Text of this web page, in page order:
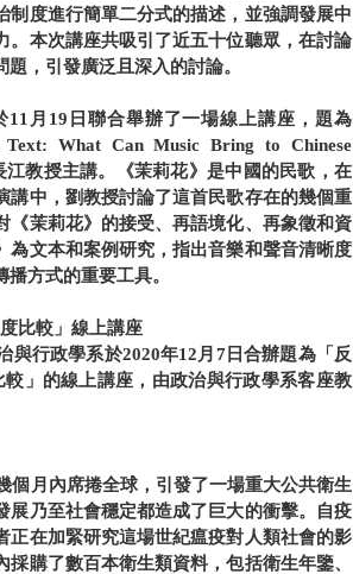
制度進行簡單二分式的描述，並強調發展中
。本次講座共吸引了近五十位聽眾，在討論
，引發廣泛且深入的討論。
月19日聯合舉辦了一場線上講座，題為
What Can Music Bring to Chinese
教授主講。《茉莉花》是中國的民歌，在
講中，劉教授討論了這首民歌存在的幾個重
《茉莉花》的接受、再語境化、再象徵和資
為文本和案例研究，指出音樂和聲音清晰度
方式的重要工具。
⽐較」線上講座
與行政學系於2020年12月7日合辦題為「反
」的線上講座，由政治與行政學系客座教
個月內席捲全球，引發了一場重大公共衛生
展乃至社會穩定都造成了巨大的衝擊。自疫
正在加緊研究這場世紀瘟疫對人類社會的影
購了數百本衛生類資料，包括衛生年鑒、